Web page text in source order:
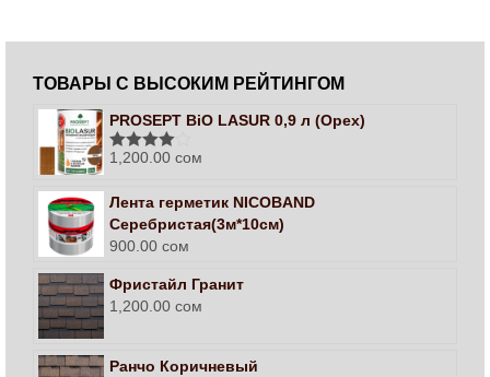
ТОВАРЫ С ВЫСОКИМ РЕЙТИНГОМ
PROSEPT BiO LASUR 0,9 л (Орех)
Оценка
1,200.00 сом
Лента герметик NICOBAND
Серебристая(3м*10см)
900.00 сом
Фристайл Гранит
1,200.00 сом
Ранчо Коричневый